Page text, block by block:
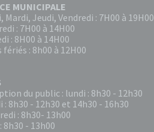
MUNICIPALE
Mardi, Jeudi, Vendredi : 7H00 à 19H00
: 7H00 à 14H00
: 8H00 à 14H00
fériés : 8h00 à 12H00
du public : lundi : 8h30 - 12h30
: 8h30 - 12h30 et 14h30 - 16h30
: 8h30- 13h00
8h30 - 13h00